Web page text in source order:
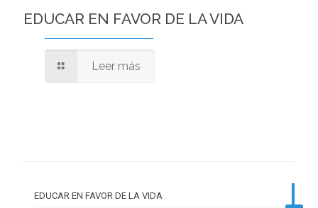
EDUCAR EN FAVOR DE LA VIDA
Leer más
EDUCAR EN FAVOR DE LA VIDA